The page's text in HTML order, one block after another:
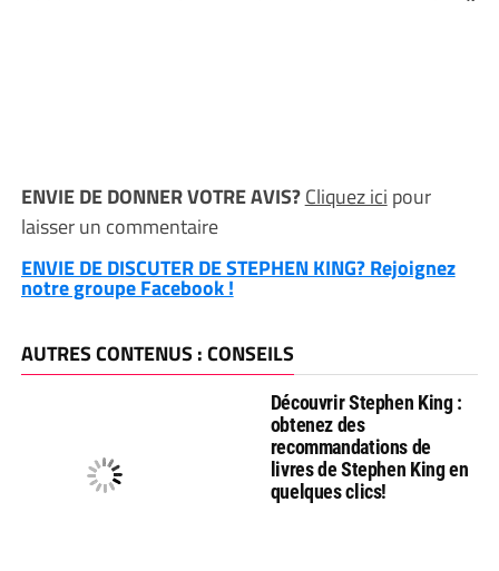
ENVIE DE DONNER VOTRE AVIS?Cliquez ici pour
laisser un commentaire
ENVIE DE DISCUTER DE STEPHEN KING? Rejoignez
notre groupe Facebook !
AUTRES CONTENUS : CONSEILS
Découvrir Stephen King :
obtenez des
recommandations de
livres de Stephen King en
quelques clics!